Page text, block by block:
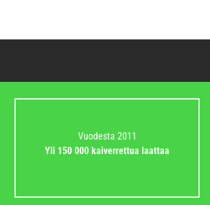
Vuodesta 2011
Yli 150 000 kaiverrettua laattaa